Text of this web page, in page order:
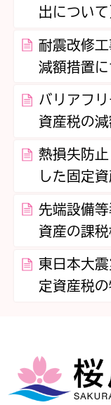
出について
耐震改修
減額措置
バリアフ
資産税の
熱損失防
した固定
先端設備
資産の課
東日本大
定資産税